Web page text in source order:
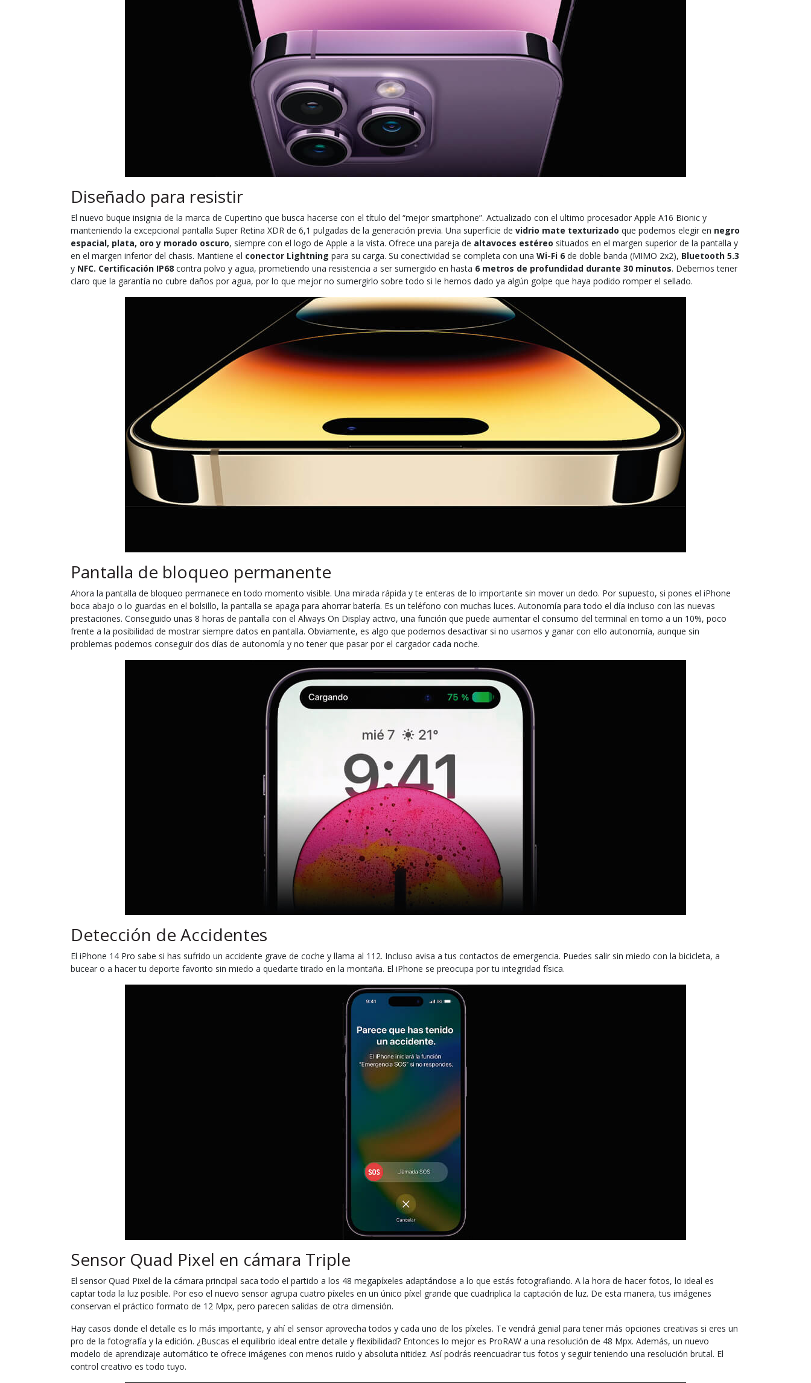
Diseñado para resistir
El nuevo buque insignia de la marca de Cupertino que busca hacerse con el título del “mejor smartphone”. Actualizado con el ultimo procesador Apple A16 Bionic y
manteniendo la excepcional pantalla Super Retina XDR de 6,1 pulgadas de la generación previa. Una superficie de vidrio mate texturizado que podemos elegir en negro
espacial, plata, oro y morado oscuro, siempre con el logo de Apple a la vista. Ofrece una pareja de altavoces estéreo situados en el margen superior de la pantalla y
en el margen inferior del chasis. Mantiene el conector Lightning para su carga. Su conectividad se completa con una Wi-Fi 6 de doble banda (MIMO 2x2), Bluetooth 5.3
y NFC. Certificación IP68 contra polvo y agua, prometiendo una resistencia a ser sumergido en hasta 6 metros de profundidad durante 30 minutos. Debemos tener
claro que la garantía no cubre daños por agua, por lo que mejor no sumergirlo sobre todo si le hemos dado ya algún golpe que haya podido romper el sellado.
Pantalla de bloqueo permanente
Ahora la pantalla de bloqueo permanece en todo momento visible. Una mirada rápida y te enteras de lo importante sin mover un dedo. Por supuesto, si pones el iPhone
boca abajo o lo guardas en el bolsillo, la pantalla se apaga para ahorrar batería. Es un teléfono con muchas luces. Autonomía para todo el día incluso con las nuevas
prestaciones. Conseguido unas 8 horas de pantalla con el Always On Display activo, una función que puede aumentar el consumo del terminal en torno a un 10%, poco
frente a la posibilidad de mostrar siempre datos en pantalla. Obviamente, es algo que podemos desactivar si no usamos y ganar con ello autonomía, aunque sin
problemas podemos conseguir dos días de autonomía y no tener que pasar por el cargador cada noche.
Detección de Accidentes
El iPhone 14 Pro sabe si has sufrido un accidente grave de coche y llama al 112. Incluso avisa a tus contactos de emergencia. Puedes salir sin miedo con la bicicleta, a
bucear o a hacer tu deporte favorito sin miedo a quedarte tirado en la montaña. El iPhone se preocupa por tu integridad física.
Sensor Quad Pixel en cámara Triple
El sensor Quad Pixel de la cámara principal saca todo el partido a los 48 megapíxeles adaptándose a lo que estás fotografiando. A la hora de hacer fotos, lo ideal es
captar toda la luz posible. Por eso el nuevo sensor agrupa cuatro píxeles en un único píxel grande que cuadriplica la captación de luz. De esta manera, tus imágenes
conservan el práctico formato de 12 Mpx, pero parecen salidas de otra dimensión.
Hay casos donde el detalle es lo más importante, y ahí el sensor aprovecha todos y cada uno de los píxeles. Te vendrá genial para tener más opciones creativas si eres un
pro de la fotografía y la edición. ¿Buscas el equilibrio ideal entre detalle y flexibilidad? Entonces lo mejor es ProRAW a una resolución de 48 Mpx. Además, un nuevo
modelo de aprendizaje automático te ofrece imágenes con menos ruido y absoluta nitidez. Así podrás reencuadrar tus fotos y seguir teniendo una resolución brutal. El
control creativo es todo tuyo.